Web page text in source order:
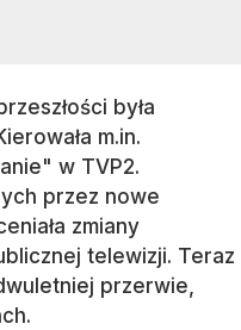
była
m.in.
w TVP2.
przez nowe
zmiany
telewizji. Teraz
przerwie,